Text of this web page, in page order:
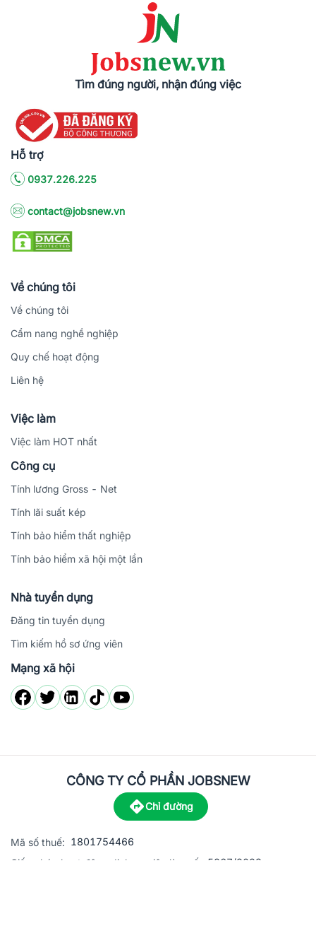
Tìm đúng người, nhận đúng việc
Hỗ trợ
0937.226.225
contact@jobsnew.vn
Về chúng tôi
Về chúng tôi
Cẩm nang nghề nghiệp
Quy chế hoạt động
Liên hệ
Việc làm
Việc làm HOT nhất
Công cụ
Tính lương Gross - Net
Tính lãi suất kép
Tính bảo hiểm thất nghiệp
Tính bảo hiểm xã hội một lần
Nhà tuyển dụng
Đăng tin tuyển dụng
Tìm kiếm hồ sơ ứng viên
Mạng xã hội
CÔNG TY CỔ PHẦN JOBSNEW
Chỉ đường
Mã số thuế: 1801754466
Giấy phép hoạt động dịch vụ việc làm số:
5867/2023